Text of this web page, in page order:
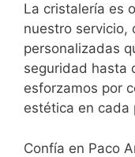
La cristalería es
nuestro servicio,
personalizadas
seguridad hasta
esforzamos por
estética en cada
Confía en Paco